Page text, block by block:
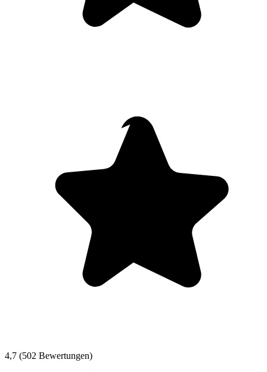
4,7 (502 Bewertungen)